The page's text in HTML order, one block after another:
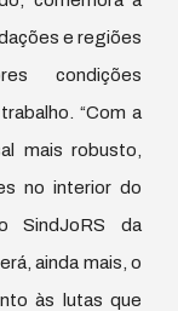
e regiões
condições
“Com a
mais robusto,
no interior do
SindJoRS da
ainda mais, o
às lutas que